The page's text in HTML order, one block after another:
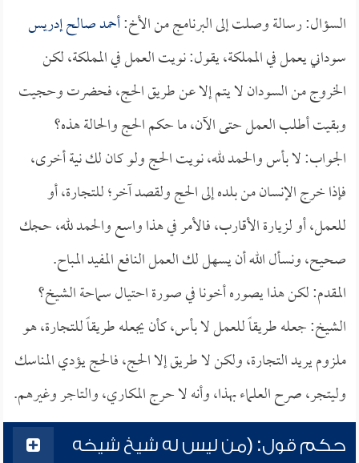
السؤال: رسالة وصلت إلى البرنامج من الأخ:أحمد صالح إدريس
سوداني يعمل في المملكة، يقول: نويت العمل في المملكة، لكن
الخروج من السودان لا يتم إلا عن طريق الحج، فحضرت وحجيت
وبقيت أطلب العمل حتى الآن، ما حكم الحج والحالة هذه؟
الجواب: لا بأس والحمد لله، نويت الحج ولو كان لك نية أخرى،
فإذا خرج الإنسان من بلده إلى الحج ولقصد آخر؛ للتجارة، أو
للعمل، أو لزيارة الأقارب، فالأمر في هذا واسع والحمد لله، حجك
صحيح، ونسأل الله أن يسهل لك العمل النافع المفيد المباح.
المقدم: لكن هذا يصوره أخونا في صورة احتيال سماحة الشيخ؟
الشيخ: جعله طريقاً للعمل لا بأس، كأن يجعله طريقاً للتجارة، هو
ملزوم يريد التجارة، ولكن لا طريق إلا الحج، فالحج يؤدي المناسك
وليتجر، صرح العلماء بهذا، وأنه لا حرج المكاري، والتاجر وغيرهم.
حكم قول: (من ليس له شيخ شيخه